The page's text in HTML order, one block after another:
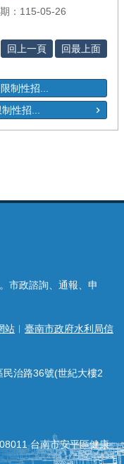
：115-05-26
回上一頁 回最上面
制性招...
性招...
市政諮詢、通報、申
站 ︱ 臺南市政府水利局信
治路36號(世紀大樓2
台南市安平區健康